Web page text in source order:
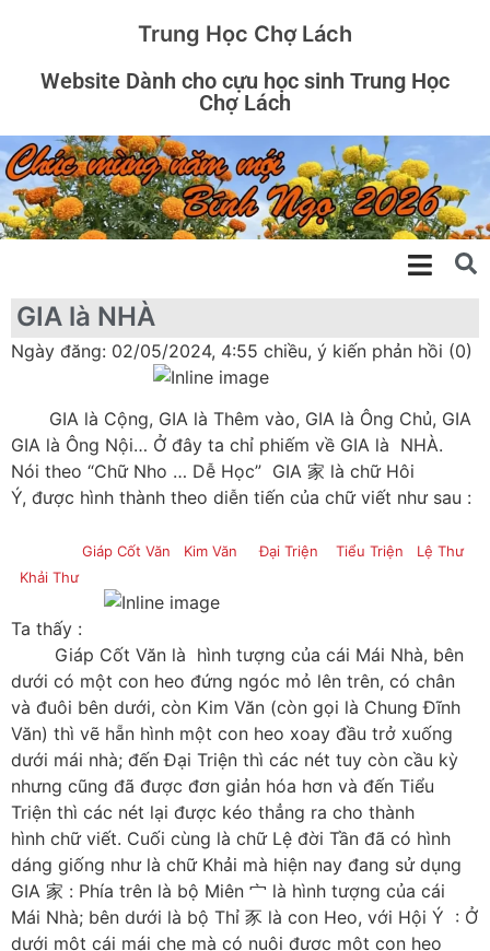
Trung Học Chợ Lách
Website Dành cho cựu học sinh Trung Học
Chợ Lách
GIA là NHÀ
Ngày đăng: 02/05/2024, 4:55 chiều, ý kiến phản hồi (0)
GIA là Cộng, GIA là Thêm vào, GIA là Ông Chủ, GIA
GIA là Ông Nội… Ở đây ta chỉ phiếm về GIA là NHÀ.
Nói theo “Chữ Nho … Dễ Học” GIA 家 là chữ Hôi
Ý, được hình thành theo diễn tiến của chữ viết như sau :
Giáp Cốt Văn Kim Văn Đại Triện Tiểu Triện Lệ Thư
Khải Thư
Ta thấy :
Giáp Cốt Văn là hình tượng của cái Mái Nhà, bên
dưới có một con heo đứng ngóc mỏ lên trên, có chân
và đuôi bên dưới, còn Kim Văn (còn gọi là Chung Đĩnh
Văn) thì vẽ hẵn hình một con heo xoay đầu trở xuống
dưới mái nhà; đến Đại Triện thì các nét tuy còn cầu kỳ
nhưng cũng đã được đơn giản hóa hơn và đến Tiểu
Triện thì các nét lại được kéo thẳng ra cho thành
hình chữ viết. Cuối cùng là chữ Lệ đời Tần đã có hình
dáng giống như là chữ Khải mà hiện nay đang sử dụng
GIA 家 : Phía trên là bộ Miên 宀 là hình tượng của cái
Mái Nhà; bên dưới là bộ Thỉ 豕 là con Heo, với Hội Ý : Ở
dưới một cái mái che mà có nuôi được một con heo